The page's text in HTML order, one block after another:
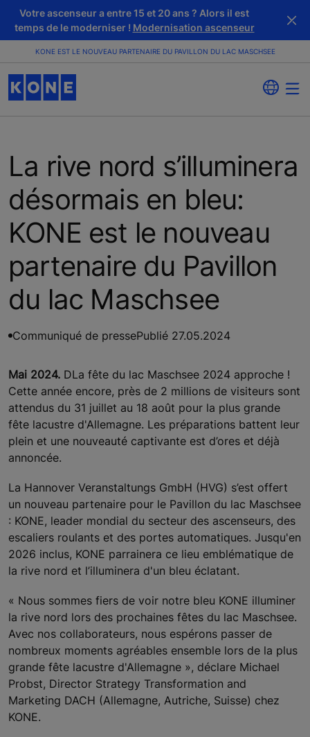
Votre ascenseur a entre 15 et 20 ans ? Alors il est
temps de le moderniser ! Modernisation ascenseur
KONE EST LE NOUVEAU PARTENAIRE DU PAVILLON DU LAC MASCHSEE
La rive nord s’illuminera
désormais en bleu:
KONE est le nouveau
partenaire du Pavillon
du lac Maschsee
Communiqué de pressePublié 27.05.2024
Mai 2024. DLa fête du lac Maschsee 2024 approche !
Cette année encore, près de 2 millions de visiteurs sont
attendus du 31 juillet au 18 août pour la plus grande
fête lacustre d'Allemagne. Les préparations battent leur
plein et une nouveauté captivante est d’ores et déjà
annoncée.
La Hannover Veranstaltungs GmbH (HVG) s’est offert
un nouveau partenaire pour le Pavillon du lac Maschsee
: KONE, leader mondial du secteur des ascenseurs, des
escaliers roulants et des portes automatiques. Jusqu'en
2026 inclus, KONE parrainera ce lieu emblématique de
la rive nord et l’illuminera d'un bleu éclatant.
« Nous sommes fiers de voir notre bleu KONE illuminer
la rive nord lors des prochaines fêtes du lac Maschsee.
Avec nos collaborateurs, nous espérons passer de
nombreux moments agréables ensemble lors de la plus
grande fête lacustre d'Allemagne », déclare Michael
Probst, Director Strategy Transformation and
Marketing DACH (Allemagne, Autriche, Suisse) chez
KONE.